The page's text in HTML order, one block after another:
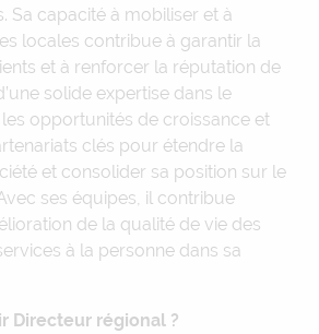
Sa capacité à mobiliser et à
locales contribue à garantir la
et à renforcer la réputation de
solide expertise dans le
opportunités de croissance et
clés pour étendre la
et consolider sa position sur le
ses équipes, il contribue
de la qualité de vie des
à la personne dans sa
Directeur régional ?